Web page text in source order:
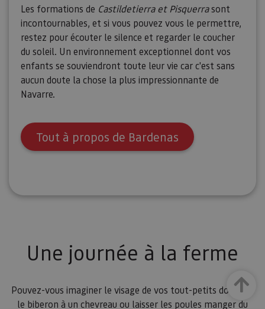
Les formations de Castildetierra et Pisquerrasont
incontournables, et si vous pouvez vous le permettre,
restez pour écouter le silence et regarder le coucher
du soleil. Un environnement exceptionnel dont vos
enfants se souviendront toute leur vie car c'est sans
aucun doute la chose la plus impressionnante de
Navarre.
Tout à propos de Bardenas
Une journée à la ferme
Pouvez-vous imaginer le visage de vos tout-petits donnant
le biberon à un chevreau ou laisser les poules manger du
Haut